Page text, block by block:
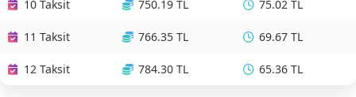
10 Taksit 750.19 TL 75.02 TL
11 Taksit 766.35 TL 69.67 TL
12 Taksit 784.30 TL 65.36 TL